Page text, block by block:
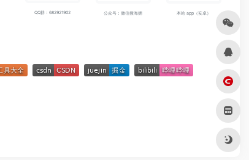
QQ群：682921902 公众号：微信搜海拥 本站 app（安卓）